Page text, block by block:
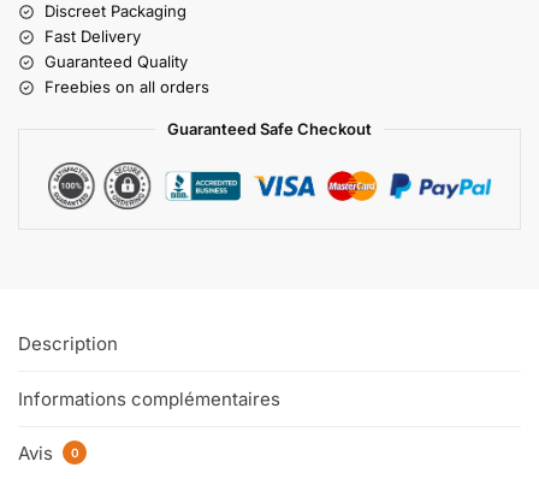
Discreet Packaging
Fast Delivery
Guaranteed Quality
Freebies on all orders
Guaranteed Safe Checkout
Description
Informations complémentaires
Avis 0